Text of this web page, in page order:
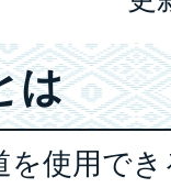
は
を使用で